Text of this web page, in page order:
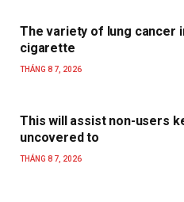
The variety of lung cancer
cigarette
THÁNG 8 7, 2026
This will assist non-users
uncovered to
THÁNG 8 7, 2026